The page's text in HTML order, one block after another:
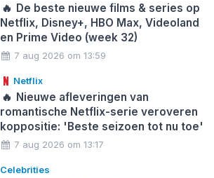
🔥 De beste nieuwe films & series op
Netflix, Disney+, HBO Max, Videoland
en Prime Video (week 32)
7 aug 2026 om 13:59
Netflix
🔥 Nieuwe afleveringen van
romantische Netflix-serie veroveren
koppositie: 'Beste seizoen tot nu toe'
7 aug 2026 om 13:17
Celebrities